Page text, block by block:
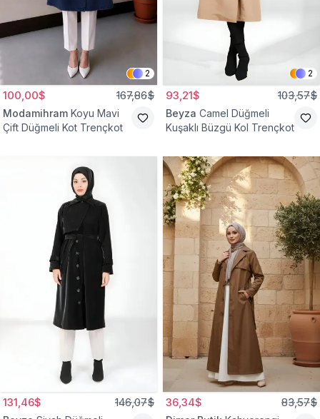
2
100,00$ 167,86$
Modamihram Koyu Mavi
Çift Düğmeli Kot Trençkot
2
93,21$ 103,57$
Beyza Camel Düğmeli
Kuşaklı Büzgü Kol Trençkot
131,46$ 146,07$ 36,34$ 83,57$